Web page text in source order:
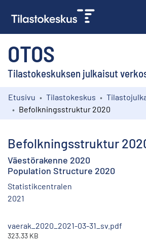
OTOS
Tilastokeskuksen julkaisut
Kokoelmat
Etusivu Tilastokeskus
Befolkningsstruktur 2020
Befolkningsstruktur
Väestörakenne 2020
Population Structure 2020
Statistikcentralen
2021
vaerak_2020_2021-03-31_sv.pdf
323.33 KB